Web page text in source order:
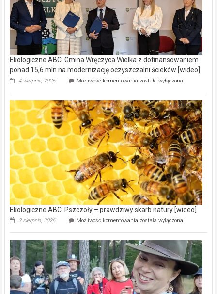
Ekologiczne ABC. Gmina Wręczyca Wielka z dofinansowaniem
ponad 15,6 mln na modernizację oczyszczalni ścieków [wideo]
4 sierpnia, 2026 Możliwość komentowania Ekologiczne
Wręczyca
Wielka
z
dofinansowaniem
ponad
15,6
mln
na
modernizację
oczyszczalni
ścieków
[wideo]
została wyłączona
Ekologiczne ABC. Pszczoły – prawdziwy skarb natury [wideo]
3 sierpnia, 2026 Możliwość komentowania Ekologiczne
–
prawdziwy
skarb
natury
[wideo]
została wyłączona